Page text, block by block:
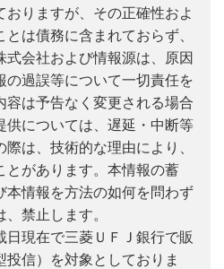
おりますが、その正確性およ
は債務に含まれておらず、
式会社および情報源は、原因
の過誤等について一切責任を
容は予告なく変更される場合
供については、遅延・中断等
は、技術的な理由により、
とがあります。本情報の蓄
本情報を方法の如何を問わず
禁止します。
日現在で三菱ＵＦＪ銀行で販
信）を対象としておりま